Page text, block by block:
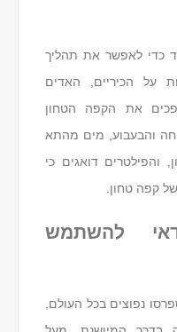
כדי לאפשר את תהליך
על הכיריים, האדים
את הקפה הטחון
והבעבוע, מים מהתא
והפילטרים דואגים כי
קפה טחון.
להשתמש
נפוצים בכל העולם,